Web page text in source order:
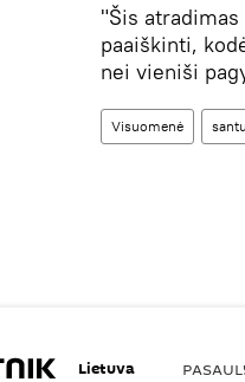
"Šis
paaiškinti,
nei vieniši
Visuomenė
Lietuva